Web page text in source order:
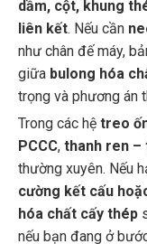
liên kết. Nếu cần
như chân đế máy,
giữabulong hóa
trọng và phương án
Trong các hệ
treo
PCCC,thanh ren –
thường xuyên. Nếu
cường kết cấu
hóa chất cấy thép
nếu bạn đang ở